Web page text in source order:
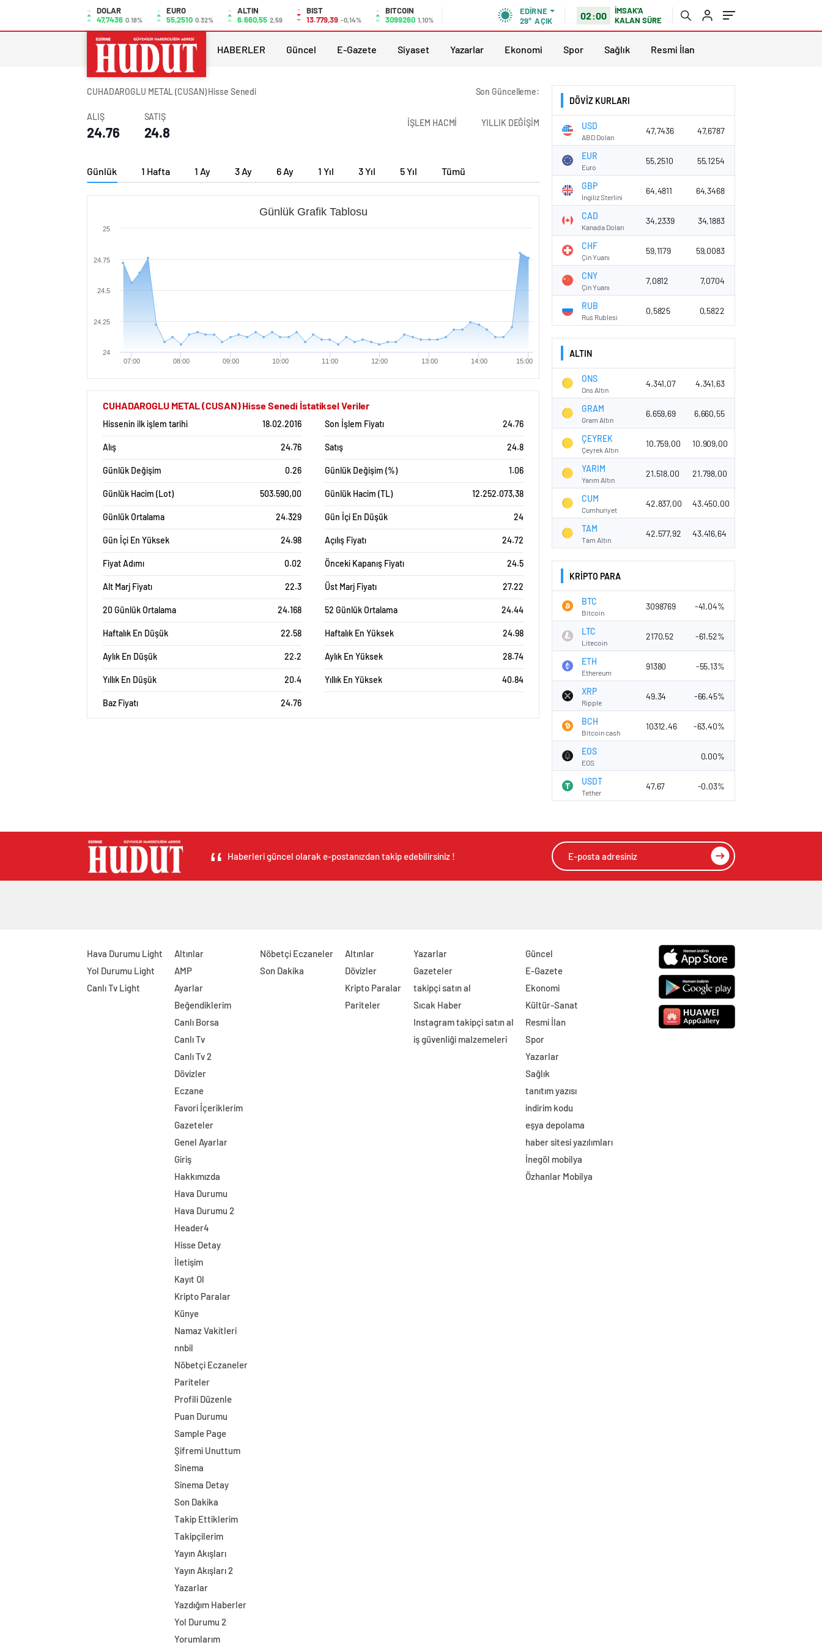
DOLAR
47,7436 0.18%
EURO
55,2510 0.32%
ALTIN
6.660,55 2,59
BIST
13.779,39 -0,14%
BITCOIN
3099260 1,10%
EDIRNE
29° AÇIK 02:00
İMSAK'A
KALAN SÜRE
HABERLER Güncel E-Gazete Siyaset Yazarlar Ekonomi Spor Sağlık Resmi İlan
CUHADAROGLU METAL (CUSAN) Hisse Senedi Son Güncelleme:
ALIŞ
24.76
SATIŞ
24.8
İŞLEM HACMİ YILLIK DEĞİŞİM
Günlük 1 Hafta 1 Ay 3 Ay 6 Ay 1 Yıl 3 Yıl 5 Yıl Tümü
Günlük Grafik Tablosu
07:00 08:00 09:00 10:00 11:00 12:00 13:00 14:00 15:00
24
24.25
24.5
24.75
25
CUHADAROGLU METAL (CUSAN) Hisse Senedi İstatiksel Veriler
Hissenin ilk işlem tarihi 18.02.2016 Son İşlem Fiyatı 24.76
Alış 24.76 Satış 24.8
Günlük Değişim 0.26 Günlük Değişim (%) 1.06
Günlük Hacim (Lot) 503.590,00 Günlük Hacim (TL) 12.252.073,38
Günlük Ortalama 24.329 Gün İçi En Düşük 24
Gün İçi En Yüksek 24.98 Açılış Fiyatı 24.72
Fiyat Adımı 0.02 Önceki Kapanış Fiyatı 24.5
Alt Marj Fiyatı 22.3 Üst Marj Fiyatı 27.22
20 Günlük Ortalama 24.168 52 Günlük Ortalama 24.44
Haftalık En Düşük 22.58 Haftalık En Yüksek 24.98
Aylık En Düşük 22.2 Aylık En Yüksek 28.74
Yıllık En Düşük 20.4 Yıllık En Yüksek 40.84
Baz Fiyatı 24.76
DÖVİZ KURLARI
USD
ABD Doları
47,7436 47,6787
EUR
Euro
55,2510 55,1254
GBP
İngiliz Sterlini
64,4811 64,3468
CAD
Kanada Doları
34,2339 34,1883
CHF
Çin Yuanı
59,1179 59,0083
CNY
Çin Yuanı
7,0812 7,0704
RUB
Rus Rublesi
0,5825 0,5822
ALTIN
ONS
Ons Altın
4.341,07 4.341,63
GRAM
Gram Altın
6.659,69 6.660,55
ÇEYREK
Çeyrek Altın
10.759,00 10.909,00
YARIM
Yarım Altın
21.518,00 21.798,00
CUM
Cumhuriyet
42.837,00 43.450,00
TAM
Tam Altın
42.577,92 43.416,64
KRİPTO PARA
BTC
Bitcoin
3098769 -41.04%
LTC
Litecoin
2170.52 -61.52%
ETH
Ethereum
91380 -55.13%
XRP
Ripple
49.34 -66.45%
BCH
Bitcoin cash
10312.46 -63.40%
EOS
EOS
0.00%
USDT
Tether
47.67 -0.03%
Haberleri güncel olarak e-postanızdan takip edebilirsiniz !
Hava Durumu Light
Yol Durumu Light
Canlı Tv Light
Altınlar
AMP
Ayarlar
Beğendiklerim
Canlı Borsa
Canlı Tv
Canlı Tv 2
Dövizler
Eczane
Favori İçeriklerim
Gazeteler
Genel Ayarlar
Giriş
Hakkımızda
Hava Durumu
Hava Durumu 2
Header4
Hisse Detay
İletişim
Kayıt Ol
Kripto Paralar
Künye
Namaz Vakitleri
nnbil
Nöbetçi Eczaneler
Pariteler
Profili Düzenle
Puan Durumu
Sample Page
Şifremi Unuttum
Sinema
Sinema Detay
Son Dakika
Takip Ettiklerim
Takipçilerim
Yayın Akışları
Yayın Akışları 2
Yazarlar
Yazdığım Haberler
Yol Durumu 2
Yorumlarım
Nöbetçi Eczaneler
Son Dakika
Altınlar
Dövizler
Kripto Paralar
Pariteler
Yazarlar
Gazeteler
takipçi satın al
Sıcak Haber
Instagram takipçi satın al
iş güvenliği malzemeleri
Güncel
E-Gazete
Ekonomi
Kültür-Sanat
Resmi İlan
Spor
Yazarlar
Sağlık
tanıtım yazısı
indirim kodu
eşya depolama
haber sitesi yazılımları
İnegöl mobilya
Özhanlar Mobilya